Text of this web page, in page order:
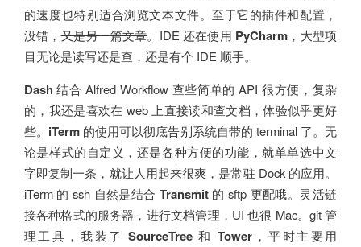
的速度也特别适合浏览文本文件。至于它的插件和配置，
没错，又是另一篇文章。IDE 还在使用 PyCharm ，大型项
目无论是读写还是查，还是有个 IDE 顺手。
Dash 结合 Alfred Workflow 查些简单的 API 很方便，复杂
的，我还是喜欢在 web 上直接读和查文档，体验似乎更好
些。 iTerm的使用可以彻底告别系统自带的 terminal 了。无
论是样式的自定义，还是各种方便的功能，就单单选中文
字即复制一条，就让人用起来很爽，是常驻 Dock 的应用。
iTerm 的 ssh 自然是结合 Transmit 的 sftp 更配哦。灵活链
接各种格式的服务器，进行文档管理，UI 也很 Mac。git 管
理工具，我装了SourceTree 和 Tower，平时主要用